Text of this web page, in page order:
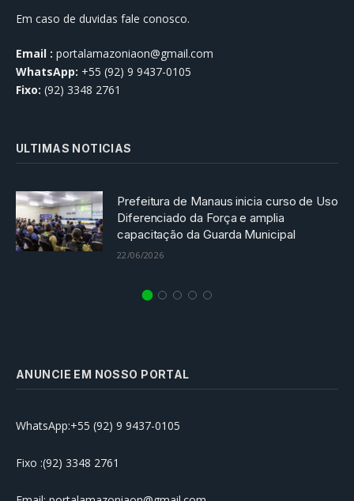
Em caso de duvidas fale conosco.
Email : portalamazoniaon@gmail.com
WhatsApp: +55 (92) 9 9437-0105
Fixo: (92) 3348 2761
ULTIMAS NOTICIAS
Prefeitura de Manaus inicia curso de Uso
Diferenciado da Força e amplia
capacitação da Guarda Municipal
22/06/2026
ANUNCIE EM NOSSO PORTAL
WhatsApp:+55 (92) 9 9437-0105
Fixo :(92) 3348 2761